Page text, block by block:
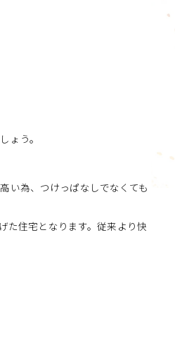
ょう。
い為、つけっぱなしでなくても
た住宅となります。従来より快